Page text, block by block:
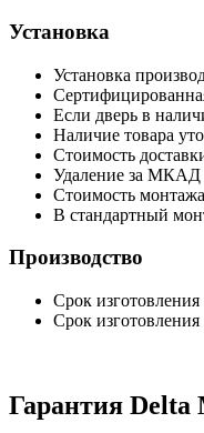
Установка
Установка
Если дверь в
Наличие товара
Стоимость
Удаление за МКАД
Стоимость
В стандартный
Производство
Срок
Срок
Гарантия Delta